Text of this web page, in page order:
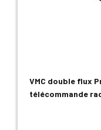
VMC double flux
télécommande